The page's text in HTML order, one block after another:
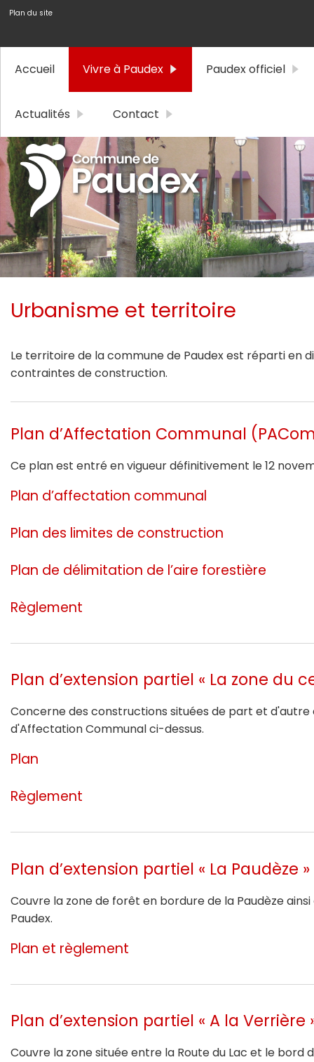
Plan du site
Accueil Vivre à Paudex Paudex officiel
Actualités Contact
Urbanisme et territoire
Le territoire de la commune de Paudex est réparti en
contraintes de construction.
Plan d’Affectation Communal
Ce plan est entré en vigueur définitivement le 12
Plan d’affectation communal
Plan des limites de construction
Plan de délimitation de l’aire forestière
Règlement
Plan d’extension partiel « La zone du
Concerne des constructions situées de part et d'autre
d'Affectation Communal ci-dessus.
Plan
Règlement
Plan d’extension partiel « La Paudèze »
Couvre la zone de forêt en bordure de la Paudèze
Paudex.
Plan et règlement
Plan d’extension partiel « A la Verrière
Couvre la zone située entre la Route du Lac et le bord